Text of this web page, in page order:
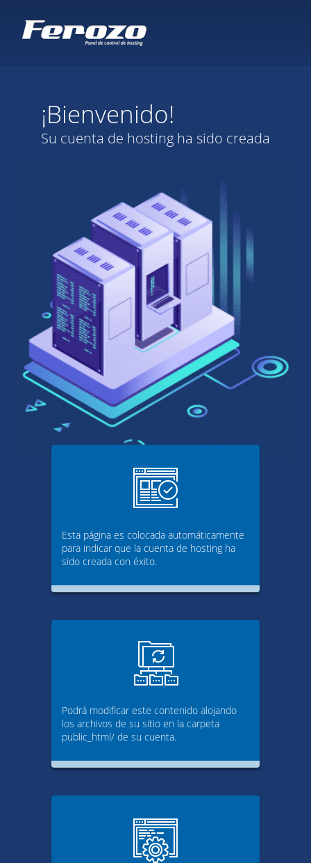
¡Bienvenido!
Su cuenta de hosting ha sido creada
Esta página es colocada automáticamente
para indicar que la cuenta de hosting ha
sido creada con éxito.
Podrá modificar este contenido alojando
los archivos de su sitio en la carpeta
public_html/ de su cuenta.